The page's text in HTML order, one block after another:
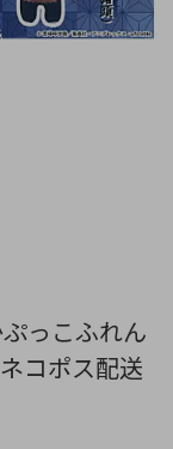
っこふれん
コポス配送